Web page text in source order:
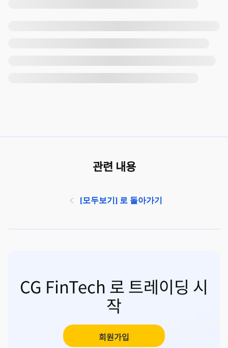
관련 내용
[모두보기] 로 돌아가기
CG FinTech 로 트레이딩 시
작
회원가입